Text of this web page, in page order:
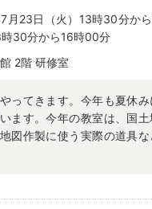
月23日（火） 13時30分か
時30分から16時00分
2階 研修室
ってきます。今年も夏休
ます。今年の教室は、国
図作製に使う実際の道具な